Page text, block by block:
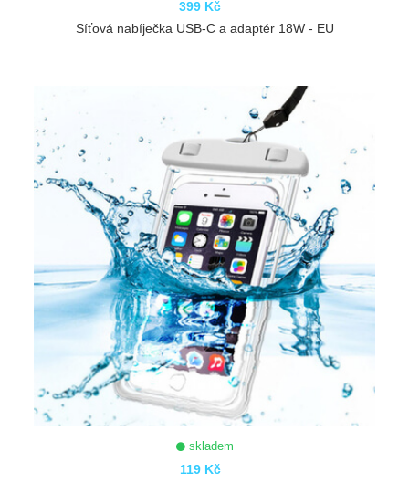
399 Kč
Síťová nabíječka USB-C a adaptér 18W - EU
skladem
119 Kč